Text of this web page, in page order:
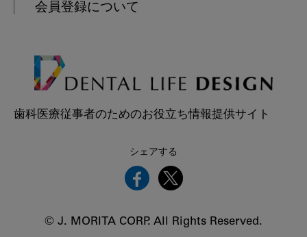
会員登録について
歯科医療従事者のためのお役立ち情報提供サイト
シェアする
© J. MORITA CORP. All Rights Reserved.